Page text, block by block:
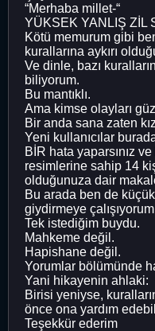
“Merhaba millet-“
YÜKSEK YANLIŞ ZİL
Kötü memurum gibi
kurallarına aykırı
Ve dinle, bazı
biliyorum.
Bu mantıklı.
Ama kimse olayları
Bir anda sana zaten
Yeni kullanıcılar
BİR hata yaparsınız
resimlerine sahip 14
olduğunuza dair
Bu arada ben de
giydirmeye
Tek istediğim buydu.
Mahkeme değil.
Hapishane değil.
Yorumlar bölümünde
Yani hikayenin ahlaki:
Birisi yeniyse,
önce ona yardım
Teşekkür ederim